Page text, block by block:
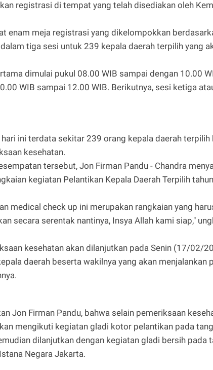
registrasi di tempat yang telah disediakan oleh
enam meja registrasi yang dikelompokkan
tiga sesi untuk 239 kepala daerah terpilih yang
dimulai pukul 08.00 WIB sampai dengan 10.00
WIB sampai 12.00 WIB. Berikutnya, sesi ketiga
ini terdata sekitar 239 orang kepala daerah
kesehatan.
tersebut, Jon Firman Pandu - Chandra
kegiatan Pelantikan Kepala Daerah Terpilih
medical check up ini merupakan rangkaian yang
secara serentak nantinya, Insya Allah kami siap,"
kesehatan akan dilanjutkan pada Senin (17/02/
daerah beserta wakilnya yang akan menjalankan
Jon Firman Pandu, bahwa selain pemeriksaan
mengikuti kegiatan gladi kotor pelantikan pada
dilanjutkan dengan kegiatan gladi bersih pada
Negara Jakarta.